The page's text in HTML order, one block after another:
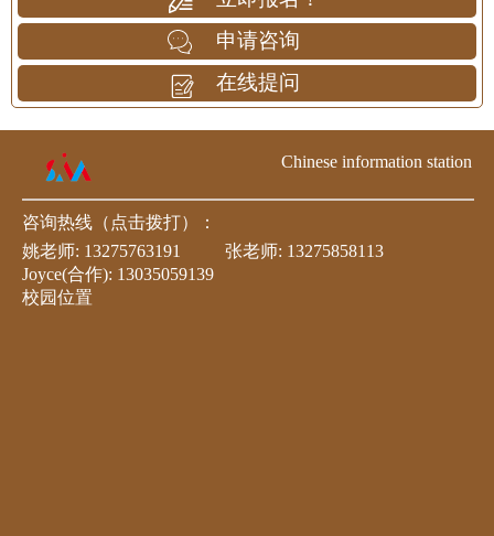
申请咨询
在线提问
Chinese information station
咨询热线（点击拨打）：
姚老师: 13275763191 张老师: 13275858113
Joyce(合作): 13035059139
校园位置